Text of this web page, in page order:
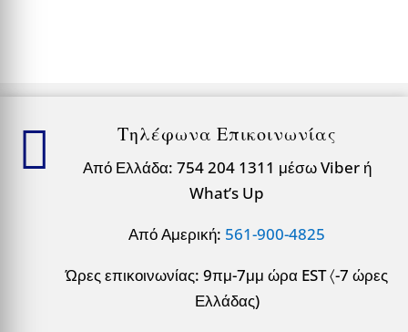
 Τηλέφωνα Επικοινωνίας
Από Ελλάδα: 754 204 1311 μέσω Viber ή
What’s Up
Από Αμερική: 561-900-4825
Ώρες επικοινωνίας: 9πμ-7μμ ώρα EST 〈-7 ώρες
Ελλάδας)